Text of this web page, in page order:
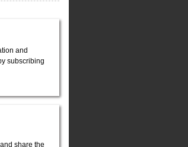
and
subscribing
share the